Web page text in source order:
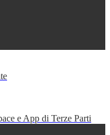
e App di Terze Parti